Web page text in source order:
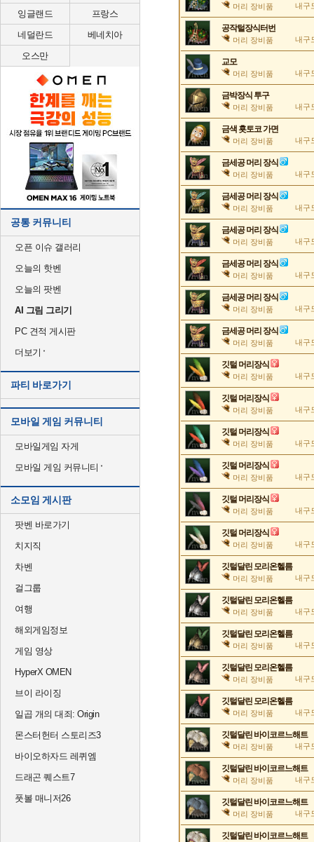
잉글랜드
프랑스
네덜란드
베네치아
오스만
공통 커뮤니티
오픈 이슈 갤러리
오늘의 핫벤
오늘의 팟벤
AI 그림 그리기
PC 견적 게시판
더보기
파티 바로가기
모바일 게임 커뮤니티
모바일게임 자게
모바일 게임 커뮤니티
소모임 게시판
팟벤 바로가기
치지직
차벤
걸그룹
여행
해외게임정보
게임 영상
HyperX OMEN
브이 라이징
일곱 개의 대죄: Origin
몬스터헌터 스토리즈3
바이오하자드 레퀴엠
드래곤 퀘스트7
풋볼 매니저26
머리 장비품 내구
공작털장식터번
머리 장비품 내구
교모
머리 장비품 내구
금박장식 투구
머리 장비품 내구
금색 횻토코 가면
머리 장비품 내구
금세공 머리 장식
머리 장비품 내구
금세공 머리 장식
머리 장비품 내구
금세공 머리 장식
머리 장비품 내구
금세공 머리 장식
머리 장비품 내구
금세공 머리 장식
머리 장비품 내구
금세공 머리 장식
머리 장비품 내구
깃털 머리장식
머리 장비품 내구
깃털 머리장식
머리 장비품 내구
깃털 머리장식
머리 장비품 내구
깃털 머리장식
머리 장비품 내구
깃털 머리장식
머리 장비품 내구
깃털 머리장식
머리 장비품 내구
깃털달린 모리온헬름
머리 장비품 내구
깃털달린 모리온헬름
머리 장비품 내구
깃털달린 모리온헬름
머리 장비품 내구
깃털달린 모리온헬름
머리 장비품 내구
깃털달린 모리온헬름
머리 장비품 내구
깃털달린 바이코르느해트
머리 장비품 내구
깃털달린 바이코르느해트
머리 장비품 내구
깃털달린 바이코르느해트
머리 장비품 내구
깃털달린 바이코르느해트